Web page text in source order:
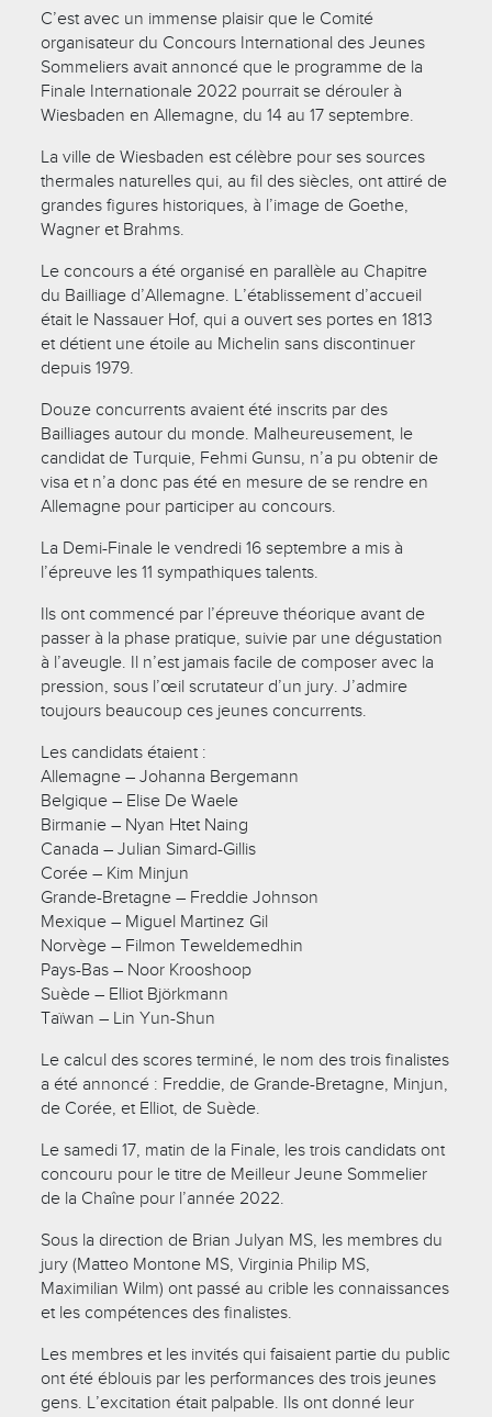
C’est avec un immense plaisir que le Comité
organisateur du Concours International des Jeunes
Sommeliers avait annoncé que le programme de la
Finale Internationale 2022 pourrait se dérouler à
Wiesbaden en Allemagne, du 14 au 17 septembre.
La ville de Wiesbaden est célèbre pour ses sources
thermales naturelles qui, au fil des siècles, ont attiré de
grandes figures historiques, à l’image de Goethe,
Wagner et Brahms.
Le concours a été organisé en parallèle au Chapitre
du Bailliage d’Allemagne. L’établissement d’accueil
était le Nassauer Hof, qui a ouvert ses portes en 1813
et détient une étoile au Michelin sans discontinuer
depuis 1979.
Douze concurrents avaient été inscrits par des
Bailliages autour du monde. Malheureusement, le
candidat de Turquie, Fehmi Gunsu, n’a pu obtenir de
visa et n’a donc pas été en mesure de se rendre en
Allemagne pour participer au concours.
La Demi-Finale le vendredi 16 septembre a mis à
l’épreuve les 11 sympathiques talents.
Ils ont commencé par l’épreuve théorique avant de
passer à la phase pratique, suivie par une dégustation
à l’aveugle. Il n’est jamais facile de composer avec la
pression, sous l’œil scrutateur d’un jury. J’admire
toujours beaucoup ces jeunes concurrents.
Les candidats étaient :
Allemagne – Johanna Bergemann
Belgique – Elise De Waele
Birmanie – Nyan Htet Naing
Canada – Julian Simard-Gillis
Corée – Kim Minjun
Grande-Bretagne – Freddie Johnson
Mexique – Miguel Martinez Gil
Norvège – Filmon Teweldemedhin
Pays-Bas – Noor Krooshoop
Suède – Elliot Björkmann
Taïwan – Lin Yun-Shun
Le calcul des scores terminé, le nom des trois finalistes
a été annoncé : Freddie, de Grande-Bretagne, Minjun,
de Corée, et Elliot, de Suède.
Le samedi 17, matin de la Finale, les trois candidats ont
concouru pour le titre de Meilleur Jeune Sommelier
de la Chaîne pour l’année 2022.
Sous la direction de Brian Julyan MS, les membres du
jury (Matteo Montone MS, Virginia Philip MS,
Maximilian Wilm) ont passé au crible les connaissances
et les compétences des finalistes.
Les membres et les invités qui faisaient partie du public
ont été éblouis par les performances des trois jeunes
gens. L’excitation était palpable. Ils ont donné leur